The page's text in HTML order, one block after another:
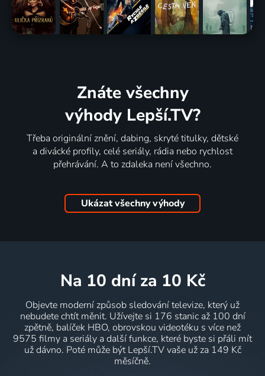
Znáte všechny
výhody Lepší.TV?
Třeba originální znění, dabing, skryté titulky, dětské
a divácké profily, celé seriály, rádia nebo rychlost
přehrávání. A to zdaleka není všechno.
Ukázat všechny výhody
na 10 dní za 10 Kč
Objevte moderní způsob sledování televize, který už
nebudete chtít měnit. Užívejte si 176 stanic až 100 dní
zpětně, balíček HBO, obrovskou videotéku s více než
9575 filmy a seriály a další funkce, které byste si přáli mít
už dávno. Poté může být Lepší.TV vaše už za 149 Kč
měsíčně.